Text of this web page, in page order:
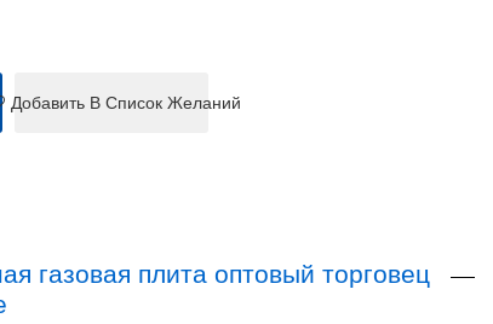
Добавить В Список Желаний
газовая плита оптовый торговец